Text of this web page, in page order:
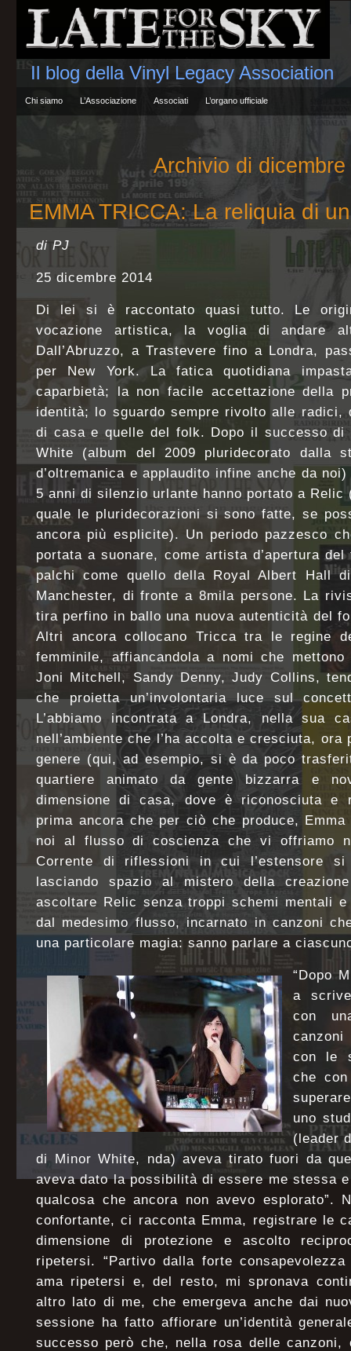
Il blog della Vinyl Legacy Association
Chi siamo L’Associazione Associati L’organo ufficiale
Archivio di dicembre
EMMA TRICCA: La reliquia di
di PJ
25 dicembre 2014
Di lei si è raccontato quasi tutto. Le
vocazione artistica, la voglia di andare
Dall’Abruzzo, a Trastevere fino a Londra,
per New York. La fatica quotidiana
caparbietà; la non facile accettazione della
identità; lo sguardo sempre rivolto alle radici,
di casa e quelle del folk. Dopo il successo di
White (album del 2009 pluridecorato dalla
d’oltremanica e applaudito infine anche da
5 anni di silenzio urlante hanno portato a Relic
quale le pluridecorazioni si sono fatte, se
ancora più esplicite). Un periodo pazzesco
portata a suonare, come artista d’apertura
palchi come quello della Royal Albert Hall
Manchester, di fronte a 8mila persone. La
tira perfino in ballo una nuova autenticità del
Altri ancora collocano Tricca tra le regine
femminile, affiancandola a nomi che
Joni Mitchell, Sandy Denny, Judy Collins,
che proietta un’involontaria luce sul
L’abbiamo incontrata a Londra, nella sua
nell’ambiente che l’ha accolta e cresciuta,
genere (qui, ad esempio, si è da poco
quartiere animato da gente bizzarra e
dimensione di casa, dove è riconosciuta e
prima ancora che per ciò che produce,
noi al flusso di coscienza che vi offriamo
Corrente di riflessioni in cui l’estensore
lasciando spazio al mistero della
ascoltare Relic senza troppi schemi mentali
dal medesimo flusso, incarnato in canzoni
una particolare magia: sanno parlare a
“Dopo
a
con
con le
che
uno
(leader
di Minor White, nda) aveva tirato fuori da
aveva dato la possibilità di essere me stessa
qualcosa che ancora non avevo esplorato”.
confortante, ci racconta Emma, registrare le
dimensione di protezione e ascolto
ripetersi. “Partivo dalla forte
ama ripetersi e, del resto, mi spronava
altro lato di me, che emergeva anche dai
sessione ha fatto affiorare un’identità
successo però che, nella rosa delle canzoni,